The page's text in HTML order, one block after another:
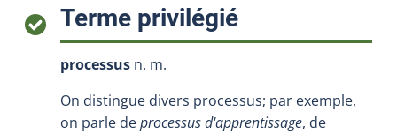
Terme privilégié:
processus n. m.
On distingue divers processus; par exemple,
on parle deprocessus d'apprentissage, de